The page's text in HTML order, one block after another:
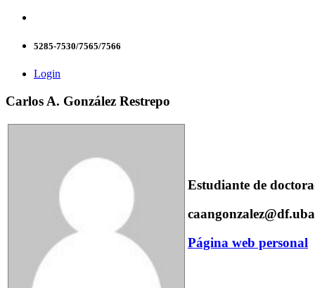
5285-7530/7565/7566
Login
Carlos A. González Restrepo
Estudiante de
Página web personal